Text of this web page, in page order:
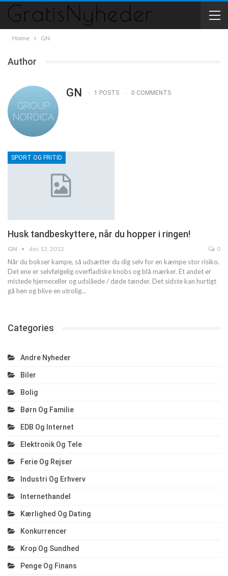
Home GN
Author
GN 1 POSTS 0 COMMENTS
SPORT OG FRITID
Husk tandbeskyttere, når du hopper i ringen!
GN dec 12, 2012 0
Når du bokser kampe, så udsætter du dig selv for en kæmpe stor risiko.
Det ene er selvfølgelig overfladiske knobs og blå mærker. Et andet er
mistede hjerneceller og udslåede / døde tænder. Det sidste kan hurtigt
gå hen og blive en utrolig…
Categories
Andre Nyheder
Biler
Bolig
Børn Og Familie
EDB Og Internet
Elektronik Og Tele
Ferie Og Rejser
Industri Og Erhverv
Internethandel
Kærlighed Og Dating
Konkurrencer
Krop Og Sundhed
Penge Og Finans